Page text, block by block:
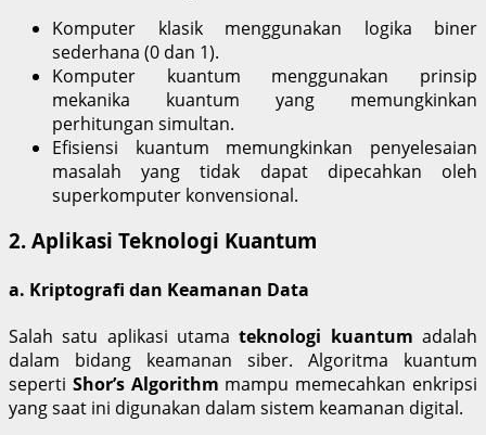
Komputer klasik menggunakan logika biner
sederhana (0 dan 1).
Komputer kuantum menggunakan prinsip
mekanika kuantum yang memungkinkan
perhitungan simultan.
Efisiensi kuantum memungkinkan penyelesaian
masalah yang tidak dapat dipecahkan oleh
superkomputer konvensional.
2. Aplikasi Teknologi Kuantum
a. Kriptografi dan Keamanan Data
Salah satu aplikasi utamateknologi kuantum adalah
dalam bidang keamanan siber. Algoritma kuantum
seperti Shor’s Algorithm mampu memecahkan enkripsi
yang saat ini digunakan dalam sistem keamanan digital.